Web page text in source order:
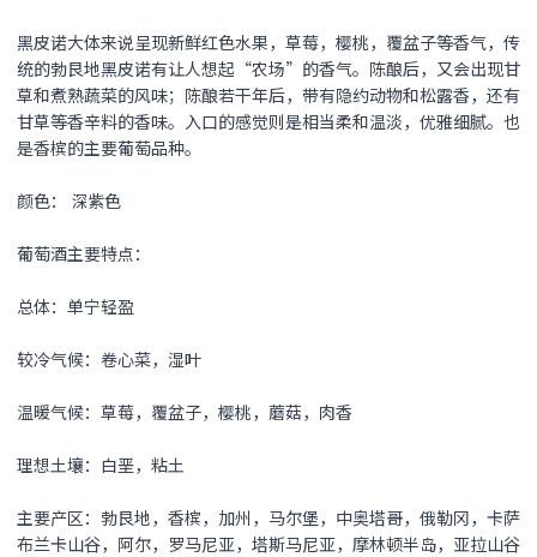
黑皮诺大体来说呈现新鲜红色水果，草莓，樱桃，覆盆子等香气，传
统的勃艮地黑皮诺有让人想起“农场”的香气。陈酿后，又会出现甘
草和煮熟蔬菜的风味；陈酿若干年后，带有隐约动物和松露香，还有
甘草等香辛料的香味。入口的感觉则是相当柔和温淡，优雅细腻。也
是香槟的主要葡萄品种。
颜色： 深紫色
葡萄酒主要特点：
总体：单宁轻盈
较冷气候：卷心菜，湿叶
温暖气候：草莓，覆盆子，樱桃，蘑菇，肉香
理想土壤：白垩，粘土
主要产区：勃艮地，香槟，加州，马尔堡，中奥塔哥，俄勒冈，卡萨
布兰卡山谷，阿尔，罗马尼亚，塔斯马尼亚，摩林顿半岛，亚拉山谷